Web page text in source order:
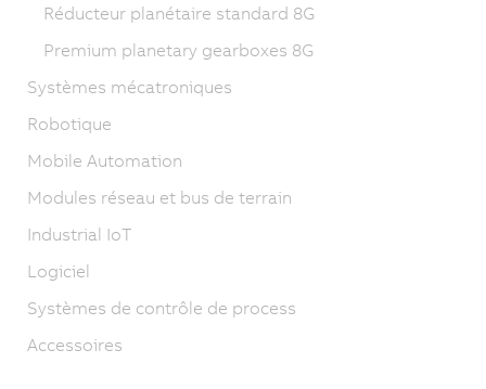
Réducteur planétaire standard 8G
Premium planetary gearboxes 8G
Systèmes mécatroniques
Robotique
Mobile Automation
Modules réseau et bus de terrain
Industrial IoT
Logiciel
Systèmes de contrôle de process
Accessoires